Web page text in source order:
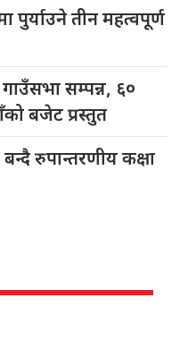
पुर्याउने तीन महत्वपूर्ण
सम्पन्न, ६०
बजेट प्रस्तुत
रुपान्तरणीय कक्षा